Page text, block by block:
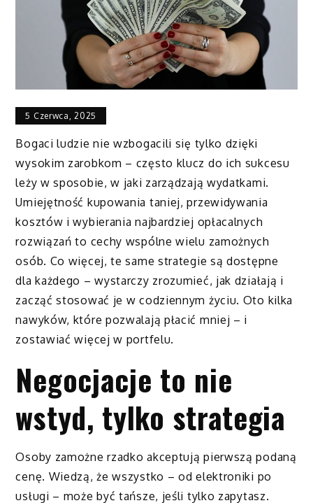
5 Czerwca, 2025
Bogaci ludzie nie wzbogacili się tylko dzięki
wysokim zarobkom – często klucz do ich sukcesu
leży w sposobie, w jaki zarządzają wydatkami.
Umiejętność kupowania taniej, przewidywania
kosztów i wybierania najbardziej opłacalnych
rozwiązań to cechy wspólne wielu zamożnych
osób. Co więcej, te same strategie są dostępne
dla każdego – wystarczy zrozumieć, jak działają i
zacząć stosować je w codziennym życiu. Oto kilka
nawyków, które pozwalają płacić mniej – i
zostawiać więcej w portfelu.
Negocjacje to nie
wstyd, tylko strategia
Osoby zamożne rzadko akceptują pierwszą podaną
cenę. Wiedzą, że wszystko – od elektroniki po
usługi – może być tańsze, jeśli tylko zapytasz.